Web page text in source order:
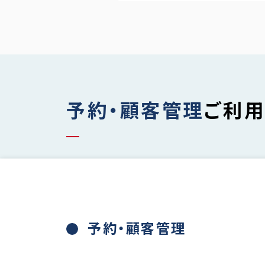
予約・顧客管理ご利
予約・顧客管理